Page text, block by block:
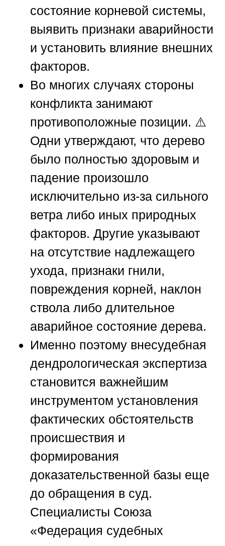
состояние корневой системы,
выявить признаки аварийности
и установить влияние внешних
факторов.
Во многих случаях стороны
конфликта занимают
противоположные позиции. ⚠️
Одни утверждают, что дерево
было полностью здоровым и
падение произошло
исключительно из-за сильного
ветра либо иных природных
факторов. Другие указывают
на отсутствие надлежащего
ухода, признаки гнили,
повреждения корней, наклон
ствола либо длительное
аварийное состояние дерева.
Именно поэтому внесудебная
дендрологическая экспертиза
становится важнейшим
инструментом установления
фактических обстоятельств
происшествия и
формирования
доказательственной базы еще
до обращения в суд.
Специалисты Союза
«Федерация судебных